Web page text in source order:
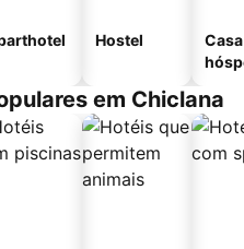
Hostel
em Chiclana